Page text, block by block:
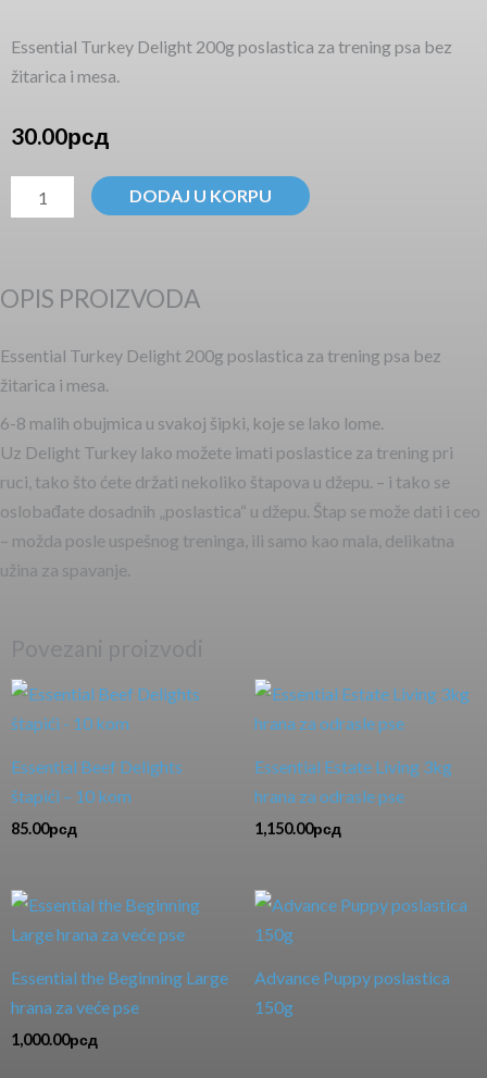
Essential Turkey Delight 200g poslastica za trening psa bez
žitarica i mesa.
30.00рсд
Essential
Turkey
-
količina
DODAJ U KORPU
OPIS PROIZVODA
Essential Turkey Delight 200g poslastica za trening psa bez
žitarica i mesa.
6-8 malih obujmica u svakoj šipki, koje se lako lome.
Uz Delight Turkey lako možete imati poslastice za trening pri
ruci, tako što ćete držati nekoliko štapova u džepu. – i tako se
oslobađate dosadnih „poslastica“ u džepu. Štap se može dati i ceo
– možda posle uspešnog treninga, ili samo kao mala, delikatna
užina za spavanje.
Essential Beef Delights
štapići – 10 kom
85.00рсд
Essential Estate Living 3kg
hrana za odrasle pse
1,150.00рсд
Essential the Beginning Large
hrana za veće pse
1,000.00рсд
Advance Puppy poslastica
150g